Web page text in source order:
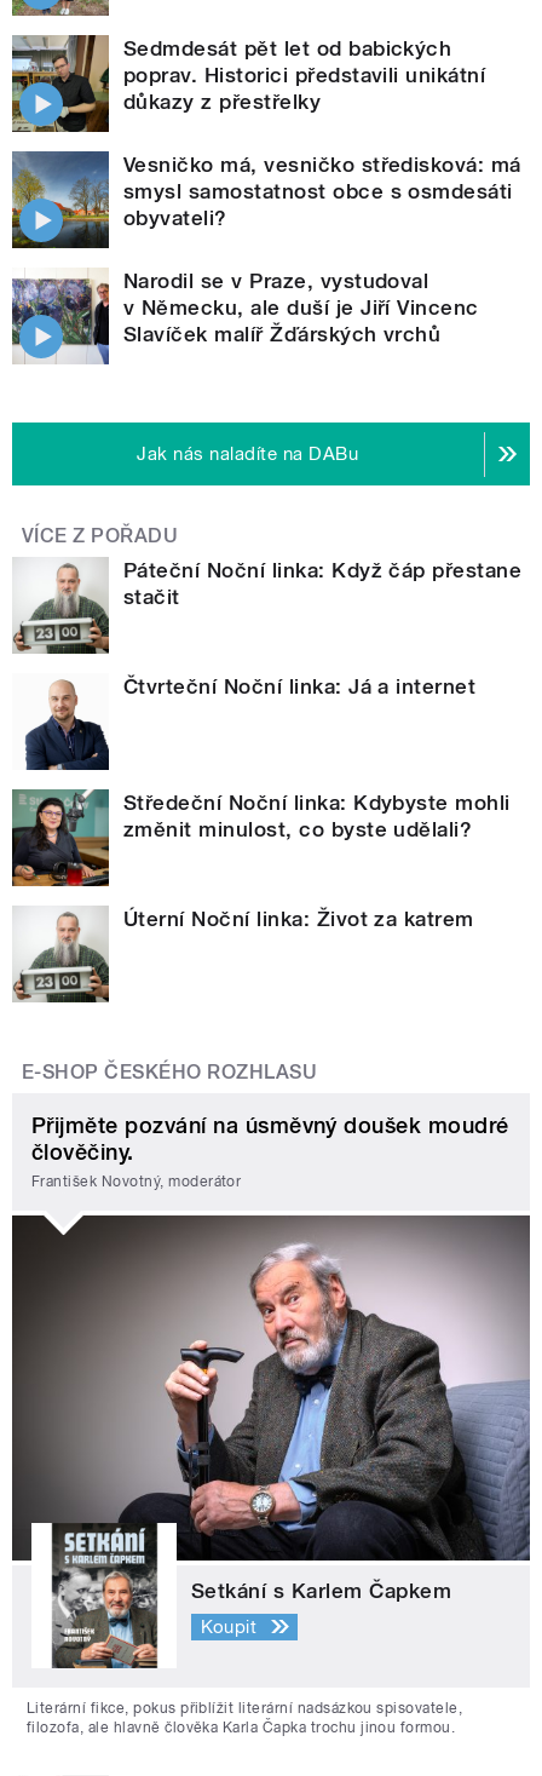
Sedmdesát pět let od babických
poprav. Historici představili unikátní
důkazy z přestřelky
Vesničko má, vesničko středisková: má
smysl samostatnost obce s osmdesáti
obyvateli?
Narodil se v Praze, vystudoval
v Německu, ale duší je Jiří Vincenc
Slavíček malíř Žďárských vrchů
Jak nás naladíte na DABu
VÍCE Z POŘADU
Páteční Noční linka: Když čáp přestane
stačit
Čtvrteční Noční linka: Já a internet
Středeční Noční linka: Kdybyste mohli
změnit minulost, co byste udělali?
Úterní Noční linka: Život za katrem
E-SHOP ČESKÉHO ROZHLASU
Přijměte pozvání na úsměvný doušek moudré
člověčiny.
František Novotný, moderátor
Setkání s Karlem Čapkem
Koupit
Literární fikce, pokus přiblížit literární nadsázkou spisovatele,
filozofa, ale hlavně člověka Karla Čapka trochu jinou formou.